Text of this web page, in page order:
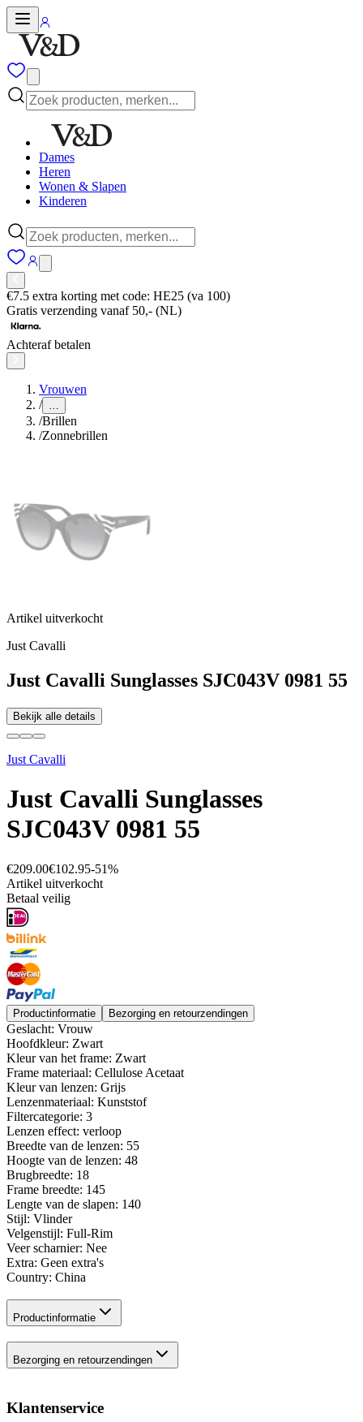
Dames
Heren
Wonen & Slapen
Kinderen
€7.5 extra korting met code: HE25 (va 100)
Gratis verzending vanaf 50,- (NL)
Achteraf betalen
Vrouwen
/ …
/Brillen
/Zonnebrillen
Artikel uitverkocht
Just Cavalli
Just Cavalli Sunglasses SJC043V 0981 55
Bekijk alle details
Just Cavalli
Just Cavalli Sunglasses
SJC043V 0981 55
€209.00€102.95-51%
Artikel uitverkocht
Betaal veilig
Productinformatie Bezorging en retourzendingen
Geslacht: Vrouw
Hoofdkleur: Zwart
Kleur van het frame: Zwart
Frame materiaal: Cellulose Acetaat
Kleur van lenzen: Grijs
Lenzenmateriaal: Kunststof
Filtercategorie: 3
Lenzen effect: verloop
Breedte van de lenzen: 55
Hoogte van de lenzen: 48
Brugbreedte: 18
Frame breedte: 145
Lengte van de slapen: 140
Stijl: Vlinder
Velgenstijl: Full-Rim
Veer scharnier: Nee
Extra: Geen extra's
Country: China
Productinformatie
Bezorging en retourzendingen
Klantenservice